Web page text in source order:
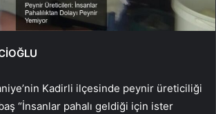
Kadirli ilçesinde peynir üreticiliği
“İnsanlar pahalı geldiği için ister